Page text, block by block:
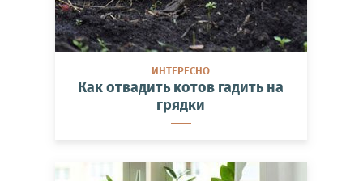
ИНТЕРЕСНО
Как отвадить котов гадить на
грядки